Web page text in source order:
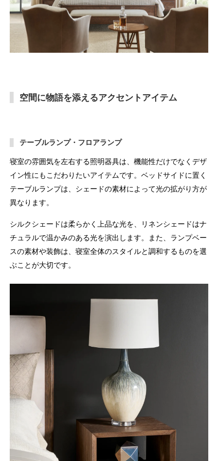
空間に物語を添えるアクセントアイテム
テーブルランプ・フロアランプ
寝室の雰囲気を左右する照明器具は、機能性だけでなくデザ
イン性にもこだわりたいアイテムです。ベッドサイドに置く
テーブルランプは、シェードの素材によって光の拡がり方が
異なります。
シルクシェードは柔らかく上品な光を、リネンシェードはナ
チュラルで温かみのある光を演出します。また、ランプベー
スの素材や装飾は、寝室全体のスタイルと調和するものを選
ぶことが大切です。